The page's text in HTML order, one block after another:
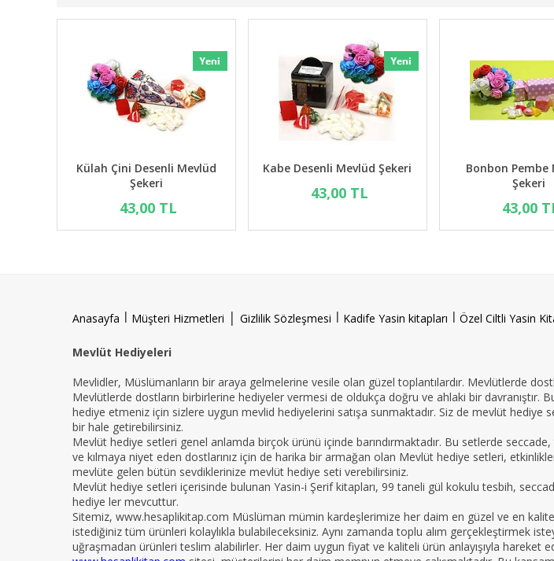
Külah Çini Desenli Mevlüd
Şekeri
43,00 TL
Kabe Desenli Mevlüd Şekeri
43,00 TL
Bonbon Pembe
Şekeri
43,00
Anasayfa l Müşteri Hizmetleri | Gizlilik Sözleşmesi l Kadife Yasin kitapları l Özel Ciltli Yasin
Mevlüt Hediyeleri
Mevlidler, Müslümanların bir araya gelmelerine vesile olan güzel toplantılardır. Mevlütlerde
Mevlütlerde dostların birbirlerine hediyeler vermesi de oldukça doğru ve ahlaki bir davranıştır.
hediye etmeniz için sizlere uygun mevlid hediyelerini satışa sunmaktadır. Siz de mevlüt
bir hale getirebilirsiniz.
Mevlüt hediye setleri genel anlamda birçok ürünü içinde barındırmaktadır. Bu setlerde
ve kılmaya niyet eden dostlarınız için de harika bir armağan olan Mevlüt hediye setleri,
mevlüte gelen bütün sevdiklerinize mevlüt hediye seti verebilirsiniz.
Mevlüt hediye setleri içerisinde bulunan Yasin-i Şerif kitapları, 99 taneli gül kokulu tesbih,
hediye ler mevcuttur.
Sitemiz, www.hesaplikitap.com Müslüman mümin kardeşlerimize her daim en güzel ve en
istediğiniz tüm ürünleri kolaylıkla bulabileceksiniz. Aynı zamanda toplu alım gerçekleştirmek
uğraşmadan ürünleri teslim alabilirler. Her daim uygun fiyat ve kaliteli ürün anlayışıyla hareket